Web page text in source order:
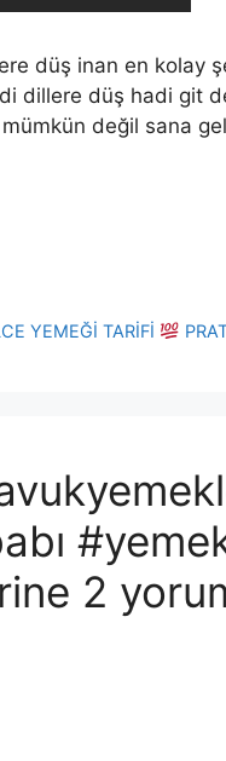
düş inan en kolay
dillere düş hadi git
değil sana
YEMEĞİ TARİFİ
2